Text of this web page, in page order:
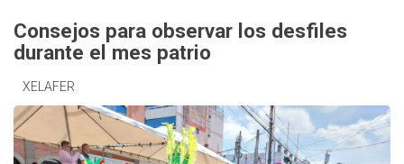
Consejos para observar los desfiles
durante el mes patrio
XELAFER